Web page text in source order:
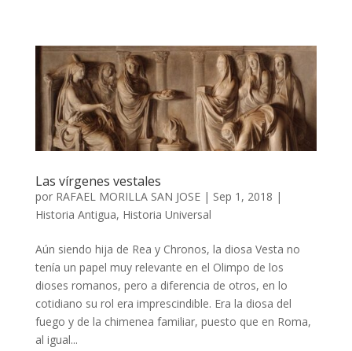
Las vírgenes vestales
por RAFAEL MORILLA SAN JOSE| Sep 1, 2018 |
Historia Antigua, Historia Universal
Aún siendo hija de Rea y Chronos, la diosa Vesta no
tenía un papel muy relevante en el Olimpo de los
dioses romanos, pero a diferencia de otros, en lo
cotidiano su rol era imprescindible. Era la diosa del
fuego y de la chimenea familiar, puesto que en Roma,
al igual...